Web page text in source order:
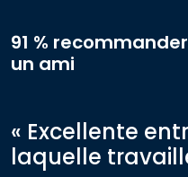
91 %
un ami
« Excellente
laquelle